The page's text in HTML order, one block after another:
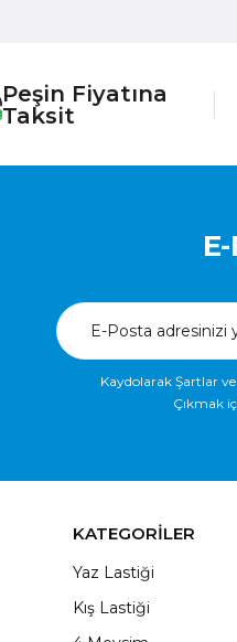
Peşin Fiyatına
Taksit
Kaydolarak Şartlar
Çıkmak
KATEGORİLER
Yaz Lastiği
Kış Lastiği